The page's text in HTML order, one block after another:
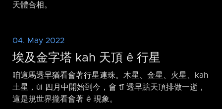
天體合相。
04. May 2022
埃及金字塔 kah 天頂 ê 行星
咱這馬透早猶看會著行星連珠。木星、金星、火星、kah
土星，ùi 四月中開始到今，會 tī 透早踮天頂排做一逝，
這是規世界攏看會著 ê 現象。